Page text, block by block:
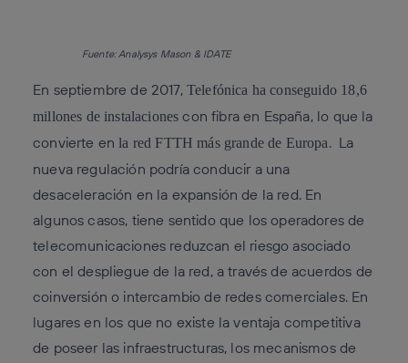
Fuente: Analysys Mason & IDATE
En septiembre de 2017, Telefónica ha conseguido 18,6
millones de instalacionescon fibra en España, lo que la
convierte enla red FTTH más grande de Europa. La
nueva regulación podría conducir a una
desaceleración en la expansión de la red. En
algunos casos, tiene sentido que los operadores de
telecomunicaciones reduzcan el riesgo asociado
con el despliegue de la red, a través de acuerdos de
coinversión o intercambio de redes comerciales. En
lugares en los que no existe la ventaja competitiva
de poseer las infraestructuras, los mecanismos de